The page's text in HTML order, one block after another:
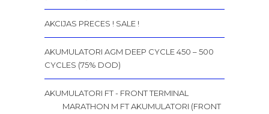
AKCIJAS PRECES ! SALE !
AKUMULATORI AGM DEEP CYCLE 450 – 500
CYCLES (75% DOD)
AKUMULATORI FT - FRONT TERMINAL
MARATHON M FT AKUMULATORI (FRONT